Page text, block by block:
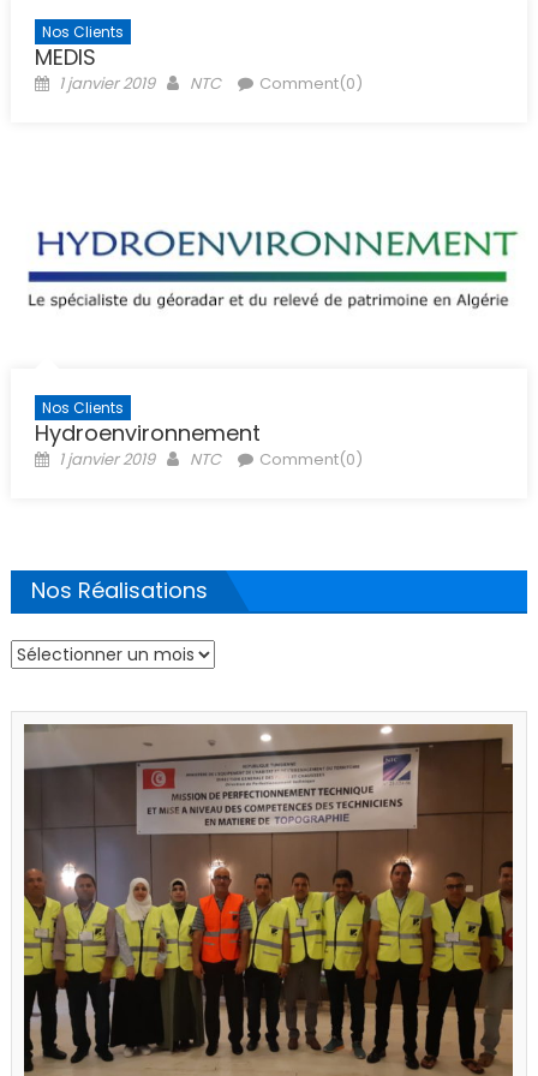
Nos Clients
MEDIS
Posted
1 janvier 2019 Author
NTC Comment(0)
Nos Clients
Hydroenvironnement
Posted
1 janvier 2019 Author
NTC Comment(0)
Nos Réalisations
Nos